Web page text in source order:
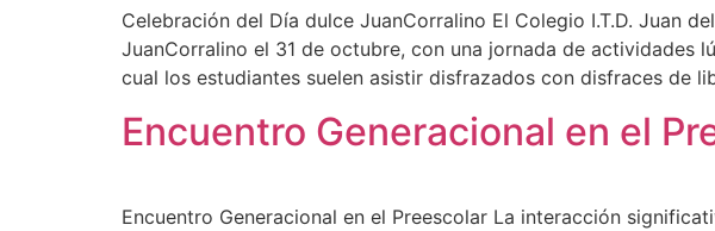
Celebración del Día dulce JuanCorralino El Colegio I.T.D. Juan
JuanCorralino el 31 de octubre, con una jornada de actividades
cual los estudiantes suelen asistir disfrazados con disfraces de
Encuentro Generacional en el
Encuentro Generacional en el Preescolar La interacción